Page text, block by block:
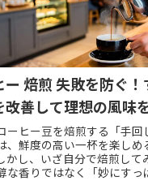
ー 焙煎 失敗を防ぐ
改善して理想の風味
ーヒー豆を焙煎する「手
、鮮度の高い一杯を楽しめ
かし、いざ自分で焙煎して
な香りではなく「妙にすっ